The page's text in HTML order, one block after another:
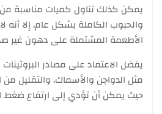
يمكن كذلك تناول كميات مناسبة من
والحبوب الكاملة بشكل عام، إلا أنه
الأطعمة المشتملة على دهون غير
يفضل الاعتماد على مصادر
مثل الدواجن والأسماك، والتقليل من
حيث يمكن أن تؤدي إلى ارتفاع ضغط